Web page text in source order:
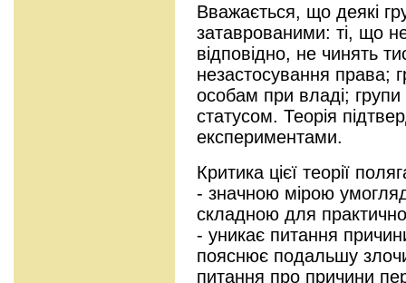
Вважається, що деякі
затаврованими: ті, що
відповідно, не чинять
незастосування права;
особам при владі;
статусом. Теорія
експериментами.
Критика цієї теорії
- значною мірою
складною для
- уникає питання
пояснює подальшу
питання про причини